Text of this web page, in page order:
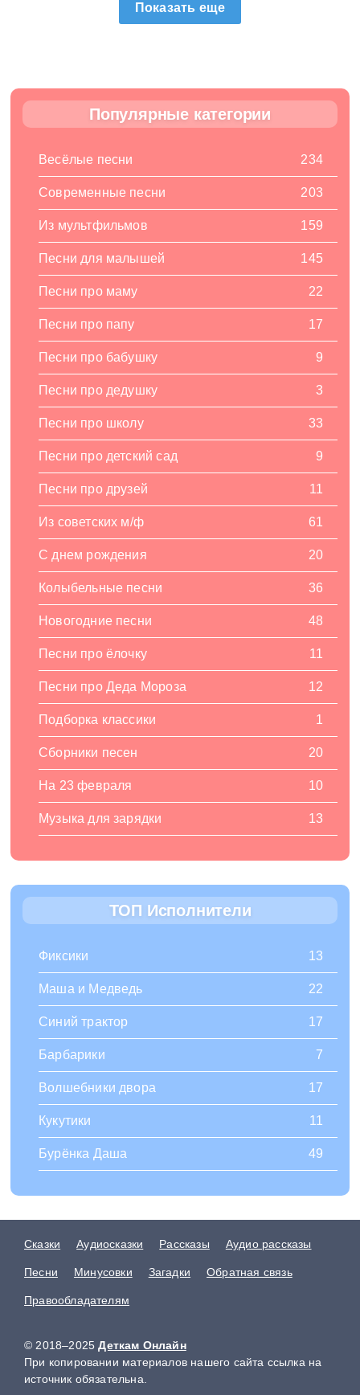
Показать еще
Популярные категории
Весёлые песни 234
Современные песни 203
Из мультфильмов 159
Песни для малышей 145
Песни про маму 22
Песни про папу 17
Песни про бабушку 9
Песни про дедушку 3
Песни про школу 33
Песни про детский сад 9
Песни про друзей 11
Из советских м/ф 61
С днем рождения 20
Колыбельные песни 36
Новогодние песни 48
Песни про ёлочку 11
Песни про Деда Мороза 12
Подборка классики 1
Сборники песен 20
На 23 февраля 10
Музыка для зарядки 13
ТОП Исполнители
Фиксики 13
Маша и Медведь 22
Синий трактор 17
Барбарики 7
Волшебники двора 17
Кукутики 11
Бурёнка Даша 49
Сказки Аудиосказки Рассказы Аудио рассказы
Песни Минусовки Загадки Обратная связь
Правообладателям
© 2018–2025Деткам Онлайн
При копировании материалов нашего сайта ссылка на
источник обязательна.